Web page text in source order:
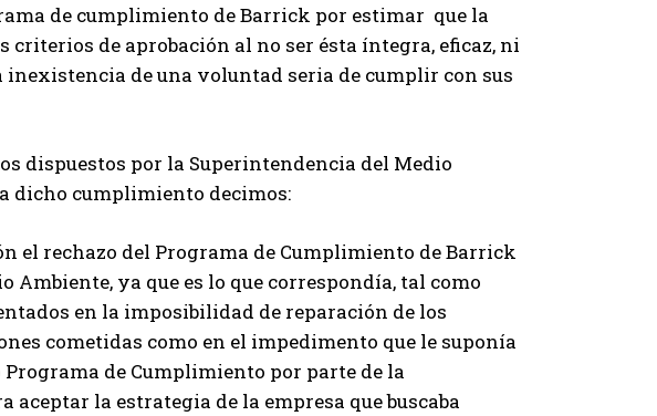
de cumplimiento de Barrick por estimar que la
criterios de aprobación al no ser ésta íntegra, eficaz, ni
inexistencia de una voluntad seria de cumplir con sus
dispuestos por la Superintendencia del Medio
dicho cumplimiento decimos:
el rechazo del Programa de Cumplimiento de Barrick
Ambiente, ya que es lo que correspondía, tal como
en la imposibilidad de reparación de los
cometidas como en el impedimento que le suponía
de Cumplimiento por parte de la
la estrategia de la empresa que buscaba